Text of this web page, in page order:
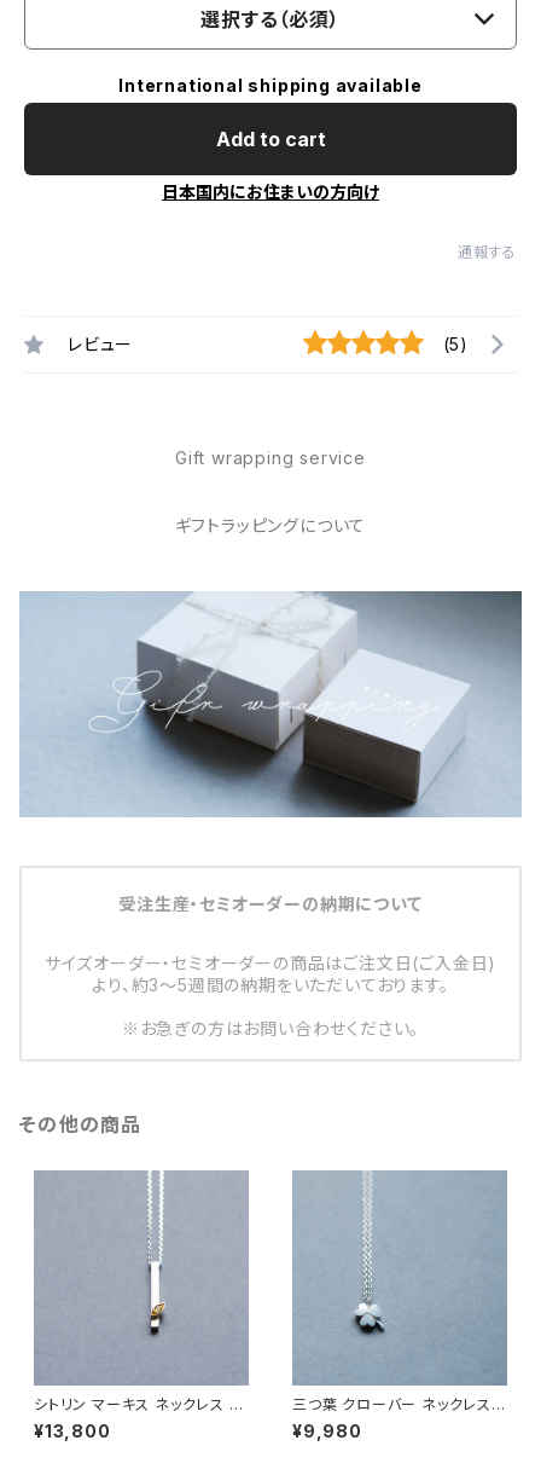
選択する（必須）
International shipping available
Add to cart
日本国内にお住まいの方向け
通報する
レビュー (5)
Gift wrapping service
ギフトラッピングについて
受注生産・セミオーダーの納期について
サイズオーダー・セミオーダーの商品はご注文日(ご入金日)
より、約3～5週間の納期をいただいております。
※お急ぎの方はお問い合わせください。
その他の商品
シトリン マーキス ネックレス シ
ルバー925 11月誕生石 メンズ
ユニセックス
¥13,800
三つ葉 クローバー ネックレス
シルバー925 メンズ ユニセック
ス
¥9,980